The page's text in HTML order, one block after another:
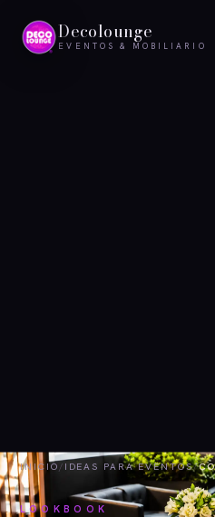
Decolounge
EVENTOS & MOBILIARIO
INICIO/ IDEAS PARA EVENTOS/
LOOKBOOK